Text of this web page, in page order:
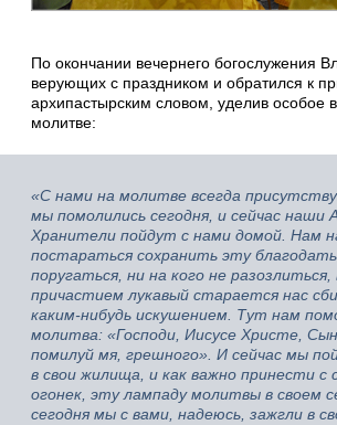
По окончании вечернего богослужения
верующих с праздником и обратился к
архипастырским словом, уделив особое
молитве:
«С нами на молитве всегда
мы помолились сегодня, и сейчас наши
Хранители пойдут с нами домой. Нам
постараться сохранить эту
поругаться, ни на кого не разозлиться,
причастием лукавый старается нас
каким-нибудь искушением. Тут нам
молитва: «Господи, Иисусе Христе,
помилуй мя, грешного». И сейчас мы
в свои жилища, и как важно принести с
огонек, эту лампаду молитвы в своем
сегодня мы с вами, надеюсь, зажгли в